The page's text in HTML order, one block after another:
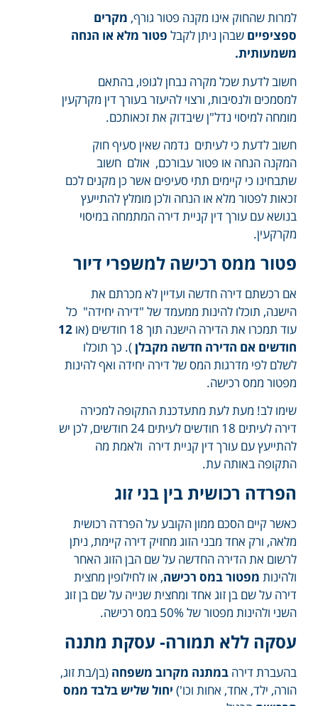
למרות שהחוק אינו מקנה פטור גורף, מקרים
ספציפיים שבהן ניתן לקבל פטור מלא או הנחה
משמעותית.
חשוב לדעת שכל מקרה נבחן לגופו, בהתאם
למסמכים ולנסיבות, ורצוי להיעזר בעורך דין מקרקעין
מומחה למיסוי נדל"ן שיבדוק את זכאותכם.
חשוב לדעת כי לעיתים נדמה שאין סעיף חוק
המקנה הנחה או פטור עבורכם, אולם חשוב
שתבחינו כי קיימים תתי סעיפים אשר כן מקנים לכם
זכאות לפטור מלא או הנחה ולכן מומלץ להתייעץ
בנושא עם עורך דין קניית דירה המתמחה במיסוי
מקרקעין.
פטור ממס רכישה למשפרי דיור
אם רכשתם דירה חדשה ועדיין לא מכרתם את
הישנה, תוכלו להינות ממעמד של "דירה יחידה" כל
עוד תמכרו את הדירה הישנה תוך 18 חודשים (או
12
חודשים אם הדירה חדשה מקבלן). כך תוכלו
לשלם לפי מדרגות המס של דירה יחידה ואף להינות
מפטור ממס רכישה.
שימו לב! מעת לעת מתעדכנת התקופה למכירה
דירה לעיתים 18 חודשים לעיתים 24 חודשים, לכן יש
להתייעץ עם עורך דין קניית דירה ולאמת מה
התקופה באותה עת.
הפרדה רכושית בין בני זוג
כאשר קיים הסכם ממון הקובע על הפרדה רכושית
מלאה, ורק אחד מבני הזוג מחזיק דירה קיימת, ניתן
לרשום את הדירה החדשה על שם הבן הזוג האחר
ולהינות מפטור במס רכישה, או לחילופין מחצית
דירה על שם בן זוג אחד ומחצית שנייה על שם בן זוג
השני ולהינות מפטור של 50% במס רכישה.
עסקה ללא תמורה- עסקת מתנה
בהעברת דירה במתנה מקרוב משפחה (בן/בת זוג,
הורה, ילד, אחד, אחות וכו') יחול שליש בלבד ממס